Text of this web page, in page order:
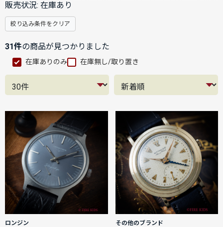
販売状況: 在庫あり
絞り込み条件をクリア
31件の商品が見つかりました
在庫ありのみ 在庫無し/取り置き
ロンジン その他のブランド